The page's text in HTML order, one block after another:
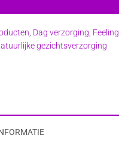
Dag verzorging
gezichtsverzorging